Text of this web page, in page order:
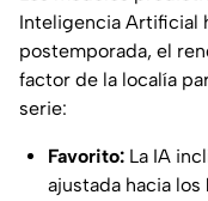
Inteligencia Artificial
postemporada, el
factor de la localía
serie:
Favorito: La IA
ajustada hacia los